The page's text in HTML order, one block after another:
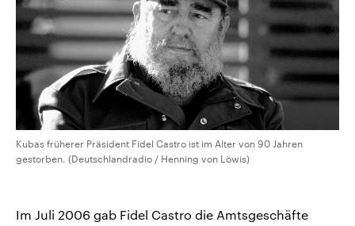
Kubas früherer Präsident Fidel Castro ist im Alter von 90 Jahren
gestorben. (Deutschlandradio / Henning von Löwis)
Im Juli 2006 gab Fidel Castro die Amtsgeschäfte